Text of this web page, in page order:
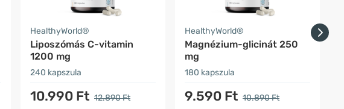
HealthyWorld®
Liposzómás C-vitamin
1200 mg
240 kapszula
10.990 Ft 12.890 Ft
HealthyWorld®
Magnézium-glicinát 250
mg
180 kapszula
9.590 Ft 10.890 Ft